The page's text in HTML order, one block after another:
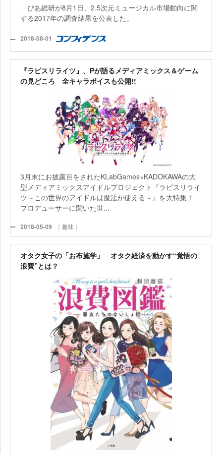
ぴあ総研が8月1日、2.5次元ミュージカル市場動向に関
する2017年の調査結果を公表した。
2018-08-01
『ラピスリライツ』、Pが語るメディアミックス＆ゲーム
の見どころ 全キャラボイスも公開!!
3月末にお披露目をされたKLabGames×KADOKAWAの大
型メディアミックスアイドルプロジェクト『ラピスリライ
ツ～この世界のアイドルは魔法が使える～』を大特集！
プロデューサーに聞いた世...
2018-05-09 ｜趣味｜
オタク女子の「お布施学」 オタク経済を動かす“覚悟の
浪費”とは？